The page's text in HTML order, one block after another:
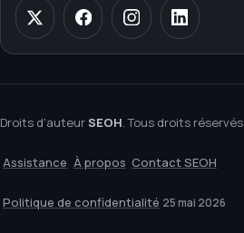
Droits d'auteurSEOH. Tous droits réservés
Assistance À propos Contact SEOH
Politique de confidentialité 25 mai 2026